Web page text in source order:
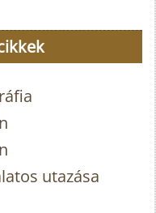
utazása